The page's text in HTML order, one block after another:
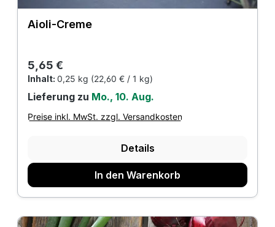
Aioli-Creme
Regulärer Preis:
5,65 €
Inhalt: 0,25 kg (22,60 € / 1 kg)
Lieferung zu Mo., 10. Aug.
Preise inkl. MwSt. zzgl. Versandkosten
Details
In den Warenkorb